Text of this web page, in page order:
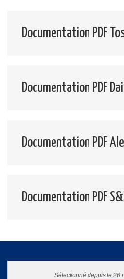
Documentation PDF
Documentation PDF
Documentation PDF
Documentation PDF
Sélectionné depuis le 26